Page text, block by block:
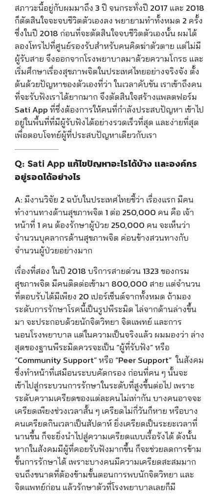
สภาวะนี้อยู่กับผมมาถึง 3 ปี จนกระทั่งปี 2017 และ 2018
ก็ตัดสินใจจะจบชีวิตตัวเองลง พยายามทำทั้งหมด 2 ครั้ง
ซึ่งในปี 2018 ก่อนที่จะตัดสินใจจบชีวิตตัวเองนั้น ผมได้
ลองโทรไปที่ศูนย์รองรับสำหรับคนคิดฆ่าตัวตาย เเต่ไม่มี
ผู้รับสาย จึงออกจากโรงพยาบาลมาด้วยความโกรธ และ
เริ่มศึกษาเรื่องสุขภาพจิตในประเทศไทยอย่างจริงจัง ตั้ง
ต้นด้วยปัญหาของตัวเองที่ว่า ในเวลาคับขัน เราเข้าถึงคน
ที่จะรับฟังเราได้ยากมาก จึงตัดสินใจสร้างแพลตฟอร์ม
Sati App ที่ซึ่งต้องการให้คนที่กำลังประสบปัญหา เข้าไป
อยู่ในพื้นที่ที่มีผู้รับฟังได้อย่างรวดเร็วที่สุด และง่ายที่สุด
เพื่อตอบโจทย์ผู้ที่ประสบปัญหาเดียวกับเรา
Q: Sati App แก้ไขปัญหาอะไรได้บ้าง เเละองค์กร
อยู่รอดได้อย่างไร
A:มีงานวิจัย 2 ฉบับในประเทศไทยชี้ว่า เรื่องแรก มีคน
ทำงานทางด้านสุขภาพจิต 1 ต่อ 250,000 คน คือ เจ้า
หน้าที่ 1 คน ต้องรักษาผู้ป่วย 250,000 คน จะเห็นว่า
จำนวนบุคลากรด้านสุขภาพจิต ค่อนข้างสวนทางกับ
จำนวนผู้ป่วยอย่างมาก
เรื่องที่สอง ในปี 2018 บริการสายด่วน 1323 ของกรม
สุขภาพจิต มีคนติดต่อเข้ามา 800,000 สาย เเต่จำนวน
ที่ตอบรับได้มีเพียง 20 เปอร์เซ็นต์จากทั้งหมด ถ้ามอง
ระดับการรักษาโรคนี้เป็นรูปพีระมิด ไล่จากด้านล่างขึ้น
มา จะประกอบด้วยนักจิตวิทยา จิตเเพทย์ และการ
นอนโรงพยาบาล เเต่ในความเป็นจริงแล้ว ผมมองว่า ล่าง
สุดของฐานพีระมิดควรจะเป็น “ผู้ที่รับฟัง” หรือ
“Community Support” หรือ “Peer Support” ในสังคม
ซึ่งทำหน้าที่เสมือนระบบคัดกรอง ก่อนที่คน ๆ นั้นจะ
เข้าไปสู่กระบวนการรักษาในระดับที่สูงขึ้นต่อไป เพราะ
ระดับความเครียดของแต่ละคนไม่เท่ากัน บางคนอาจจะ
เครียดเพียงช่วงเวลาสั้น ๆ เครียดไม่กี่วันก็หาย หรือบาง
คนเครียดกินเวลาเป็นสัปดาห์ ยิ่งเครียดเป็นระยะเวลาที่
นานขึ้น ก็จะยิ่งนำไปสู่ความเครียดแบบเรื้อรังได้ ดังนั้น
หากในสังคมมีผู้ที่คอยรับฟังมากขึ้น ก็จะช่วยลดการข้าม
ขั้นการรักษาได้ เพราะบางคนมีความเครียดสะสมมาก
จนถึงขนาดที่ต้องข้ามขั้นตอนการพบนักจิตวิทยา และ
จิตแพทย์ก่อน แล้วรักษาตัวที่โรงพยาบาลเลยก็มี